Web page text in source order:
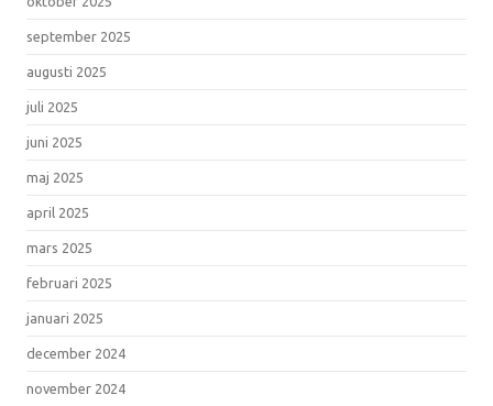
september 2025
augusti 2025
juli 2025
juni 2025
maj 2025
april 2025
mars 2025
februari 2025
januari 2025
december 2024
november 2024